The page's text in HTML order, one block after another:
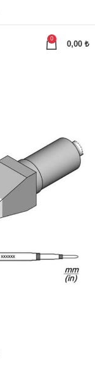
0
0,00 ₺